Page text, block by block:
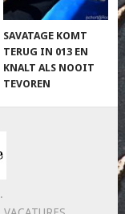
SAVATAGE KOMT
TERUG IN 013 EN
KNALT ALS NOOIT
TEVOREN
.